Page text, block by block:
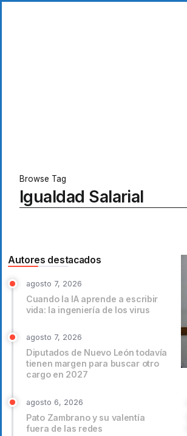
Browse Tag
Igualdad Salarial
Autores destacados
agosto 7, 2026
Cuando la IA aprende a escribir
vida: la ingeniería de los virus
agosto 7, 2026
Diputados de Nuevo León todavía
tienen margen para buscar otro
cargo en 2027
agosto 6, 2026
Pato Zambrano y su valentía
fuera de las redes